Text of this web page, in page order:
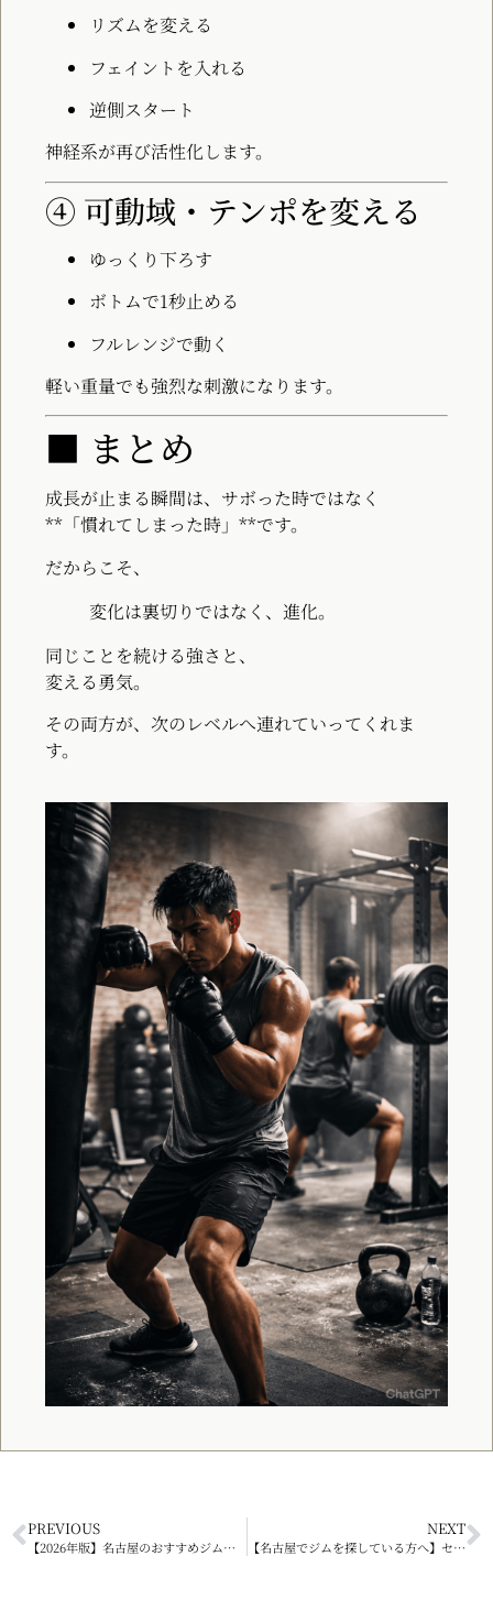
リズムを変える
フェイントを入れる
逆側スタート
神経系が再び活性化します。
④ 可動域・テンポを変える
ゆっくり下ろす
ボトムで1秒止める
フルレンジで動く
軽い重量でも強烈な刺激になります。
■ まとめ
成長が止まる瞬間は、サボった時ではなく
**「慣れてしまった時」**です。
だからこそ、
変化は裏切りではなく、進化。
同じことを続ける強さと、
変える勇気。
その両方が、次のレベルへ連れていってくれま
す。
PREVIOUS
【2026年版】名古屋のおすすめジム比較｜失敗しない選び方を解説
NEXT
【名古屋でジムを探している方へ】セミパーソナルジムという新しい選択肢｜Specialeが解説